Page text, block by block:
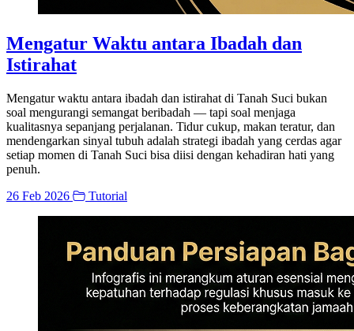
Mengatur Waktu antara Ibadah dan
Istirahat
Mengatur waktu antara ibadah dan istirahat di Tanah Suci bukan
soal mengurangi semangat beribadah — tapi soal menjaga
kualitasnya sepanjang perjalanan. Tidur cukup, makan teratur, dan
mendengarkan sinyal tubuh adalah strategi ibadah yang cerdas agar
setiap momen di Tanah Suci bisa diisi dengan kehadiran hati yang
penuh.
26 Feb 2026
Tutorial